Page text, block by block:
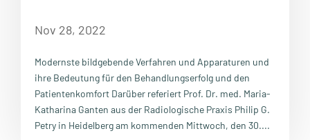
Nov 28, 2022
Modernste bildgebende Verfahren und Apparaturen und
ihre Bedeutung für den Behandlungserfolg und den
Patientenkomfort Darüber referiert Prof. Dr. med. Maria-
Katharina Ganten aus der Radiologische Praxis Philip G.
Petry in Heidelberg am kommenden Mittwoch, den 30....